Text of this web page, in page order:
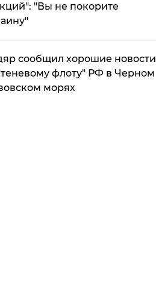
"Вы не покорите
сообщил хорошие новости
флоту" РФ в Черном
морях